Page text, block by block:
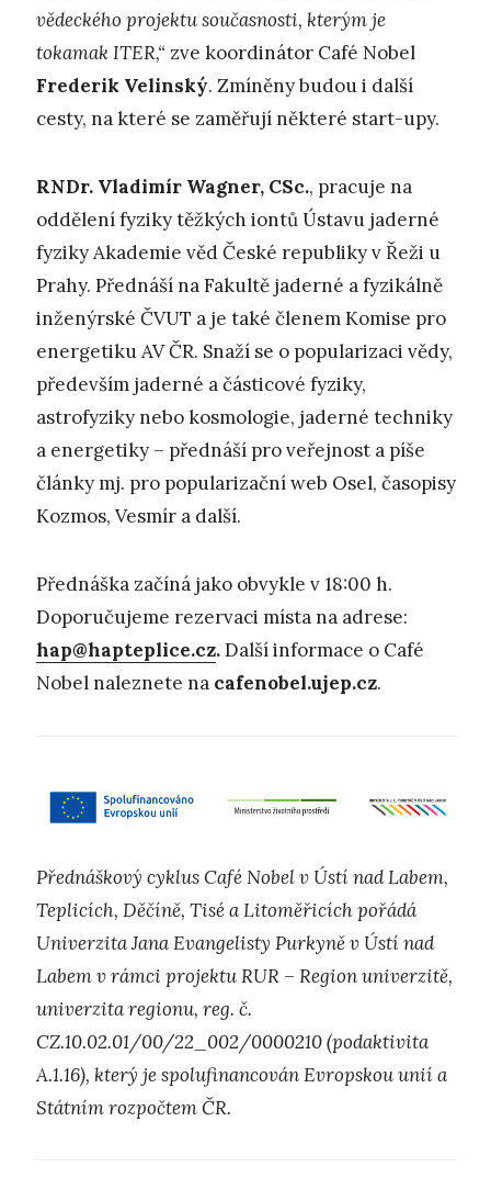
vědeckého projektu současnosti, kterým je
tokamak ITER,“ zve koordinátor Café Nobel
Frederik Velinský. Zmíněny budou i další
cesty, na které se zaměřují některé start-upy.
RNDr. Vladimír Wagner, CSc., pracuje na
oddělení fyziky těžkých iontů Ústavu jaderné
fyziky Akademie věd České republiky v Řeži u
Prahy. Přednáší na Fakultě jaderné a fyzikálně
inženýrské ČVUT a je také členem Komise pro
energetiku AV ČR. Snaží se o popularizaci vědy,
především jaderné a částicové fyziky,
astrofyziky nebo kosmologie, jaderné techniky
a energetiky – přednáší pro veřejnost a píše
články mj. pro popularizační web Osel, časopisy
Kozmos, Vesmír a další.
Přednáška začíná jako obvykle v 18:00 h.
Doporučujeme rezervaci místa na adrese:
hap@hapteplice.cz.Další informace o Café
Nobel naleznete na cafenobel.ujep.cz.
Přednáškový cyklus Café Nobel v Ústí nad Labem,
Teplicích, Děčíně, Tisé a Litoměřicích pořádá
Univerzita Jana Evangelisty Purkyně v Ústí nad
Labem v rámci projektu RUR – Region univerzitě,
univerzita regionu, reg. č.
CZ.10.02.01/00/22_002/0000210 (podaktivita
A.1.16), který je spolufinancován Evropskou unií a
Státním rozpočtem ČR.